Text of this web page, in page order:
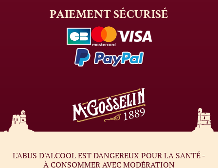
PAIEMENTSÉCURISÉ
L'ABUS D'ALCOOL EST DANGEREUX POUR LA SANTÉ -
À CONSOMMER AVEC MODÉRATION